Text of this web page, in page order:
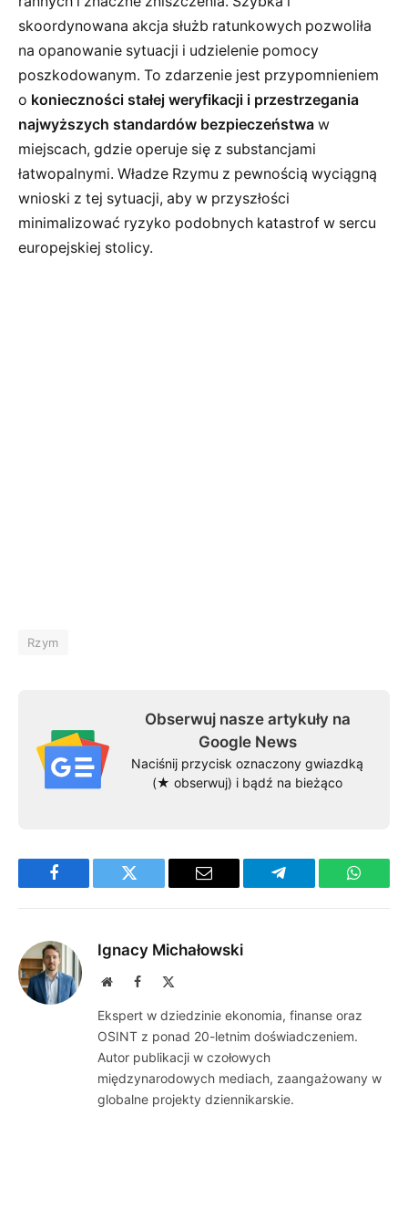
skoordynowana akcja służb ratunkowych pozwoliła
na opanowanie sytuacji i udzielenie pomocy
poszkodowanym. To zdarzenie jest przypomnieniem
o konieczności stałej weryfikacji i przestrzegania
najwyższych standardów bezpieczeństwa w
miejscach, gdzie operuje się z substancjami
łatwopalnymi. Władze Rzymu z pewnością wyciągną
wnioski z tej sytuacji, aby w przyszłości
minimalizować ryzyko podobnych katastrof w sercu
europejskiej stolicy.
Rzym
Obserwuj nasze artykuły na
Google News
Naciśnij przycisk oznaczony gwiazdką
(★ obserwuj) i bądź na bieżąco
Facebook Twitter Email Telegram
Ignacy Michałowski
WebsiteFacebook
Ekspert w dziedzinie ekonomia, finanse oraz
OSINT z ponad 20-letnim doświadczeniem.
Autor publikacji w czołowych
międzynarodowych mediach, zaangażowany w
globalne projekty dziennikarskie.